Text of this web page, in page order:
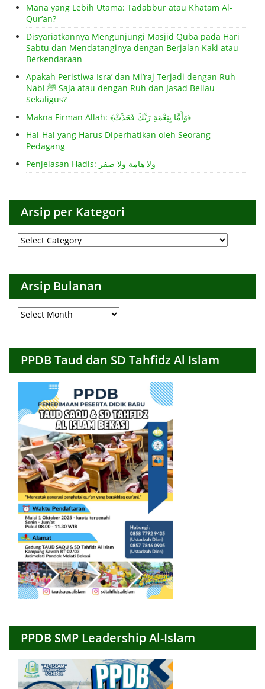
Mana yang Lebih Utama: Tadabbur atau Khatam Al-
Qur’an?
Disyariatkannya Mengunjungi Masjid Quba pada Hari
Sabtu dan Mendatanginya dengan Berjalan Kaki atau
Berkendaraan
Apakah Peristiwa Isra’ dan Mi’raj Terjadi dengan Ruh
Nabi ﷺ Saja atau dengan Ruh dan Jasad Beliau
Sekaligus?
Makna Firman Allah: ﴾وَأَمَّا بِنِعْمَةِ رَبِّكَ فَحَدِّثْ﴿
Hal-Hal yang Harus Diperhatikan oleh Seorang
Pedagang
Penjelasan Hadis: ولا هامة ولا صفر
Arsip per Kategori
Arsip
per
Arsip Bulanan
Arsip
Bulanan
PPDB Taud dan SD Tahfidz Al Islam
PPDB SMP Leadership Al-Islam